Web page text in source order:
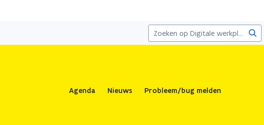
Agenda Nieuws Probleem/bug melden